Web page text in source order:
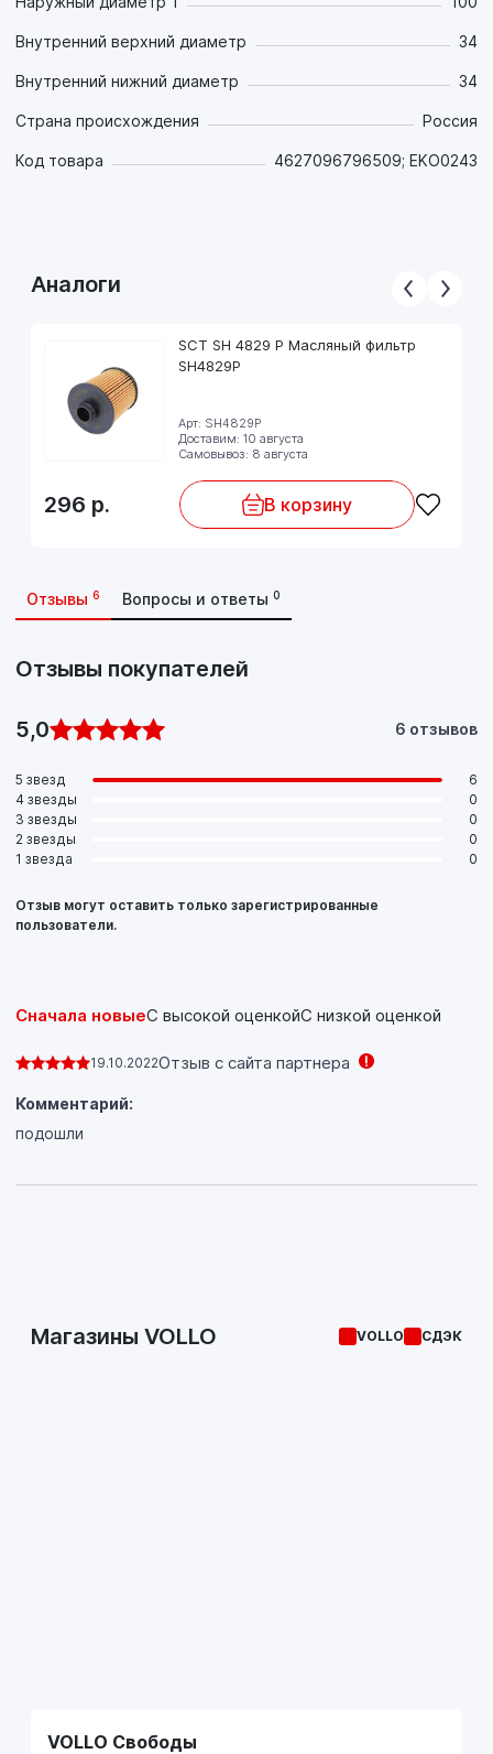
Внутренний верхний диаметр 34
Внутренний нижний диаметр 34
Страна происхождения Россия
Код товара 4627096796509; EKO0243
Аналоги
SCT SH 4829 P Масляный фильтр
SH4829P
Арт: SH4829P
Доставим: 10 августа
Самовывоз: 8 августа
296 р. В корзину
Отзывы 6 Вопросы и ответы 0
Отзывы покупателей
5,0 6 отзывов
5 звезд
6
4 звезды
0
3 звезды
0
2 звезды
0
1 звезда
0
Отзыв могут оставить только зарегистрированные
пользователи.
Сначала новыеС высокой оценкойС низкой оценкой
19.10.2022Отзыв с сайта партнера
Комментарий:
подошли
Магазины VOLLO VOLLO СДЭК
VOLLO Свободы